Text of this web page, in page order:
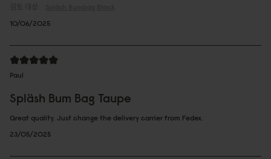
10/06/2025
Paul
Spläsh Bum Bag Taupe
Great quality. Just change the delivery carrier from Fedex.
23/05/2025